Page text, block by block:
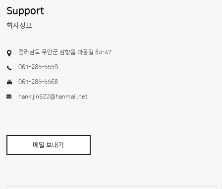
Support
회사정보
전라남도 무안군 삼향읍 과동길 84-47
061-285-5559
061-285-5568
hankijin522@hanmail.net
메일 보내기